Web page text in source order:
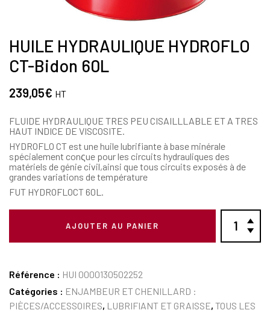
HUILE HYDRAULIQUE HYDROFLO
CT-Bidon 60L
239,05€ HT
FLUIDE HYDRAULIQUE TRES PEU CISAILLLABLE ET A TRES
HAUT INDICE DE VISCOSITE.
HYDROFLO CT est une huile lubrifiante à base minérale
spécialement conςue pour les circuits hydrauliques des
matériels de génie civil,ainsi que tous circuits exposés à de
grandes variations de température
FUT HYDROFLOCT 60L.
AJOUTER AU PANIER
Référence : HUI 0000130502252
Catégories : ENJAMBEUR ET CHENILLARD :
PIÈCES/ACCESSOIRES, LUBRIFIANT ET GRAISSE, TOUS LES